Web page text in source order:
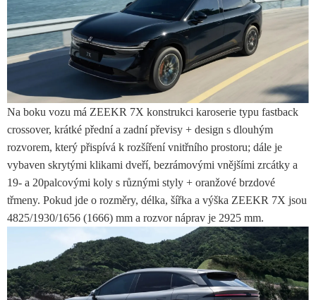
Na boku vozu má ZEEKR 7X konstrukci karoserie typu fastback
crossover, krátké přední a zadní převisy + design s dlouhým
rozvorem, který přispívá k rozšíření vnitřního prostoru; dále je
vybaven skrytými klikami dveří, bezrámovými vnějšími zrcátky a
19- a 20palcovými koly s různými styly + oranžové brzdové
třmeny. Pokud jde o rozměry, délka, šířka a výška ZEEKR 7X jsou
4825/1930/1656 (1666) mm a rozvor náprav je 2925 mm.